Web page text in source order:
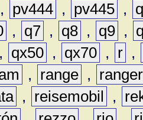
, pv444 , pv445 ,
, q7 , q8 , q9 ,
, qx50 , qx70 , r ,
, range ,
ranger
, reisemobil ,